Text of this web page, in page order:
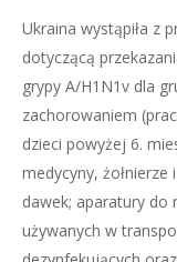
Ukraina wystąpiła z
dotyczącą
grypy A/H1N1v dla
zachorowaniem
dzieci powyżej 6.
medycyny, żołnierze
dawek; aparatury do
używanych w